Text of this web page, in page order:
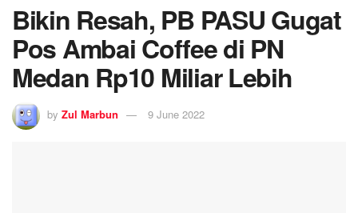
Bikin Resah, PB PASU Gugat
Pos Ambai Coffee di PN
Medan Rp10 Miliar Lebih
by Zul Marbun 9 June 2022